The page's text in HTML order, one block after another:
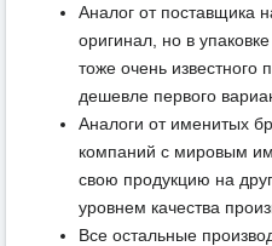
Аналог от поставщика
оригинал, но в
тоже очень известного
дешевле первого
Аналоги от именитых
компаний с мировым
свою продукцию на
уровнем качества
Все остальные